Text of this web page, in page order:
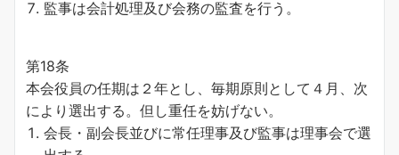
監事は会計処理及び会務の監査を行う。
第18条
本会役員の任期は２年とし、毎期原則として４月、次
により選出する。但し重任を妨げない。
会長・副会長並びに常任理事及び監事は理事会で選